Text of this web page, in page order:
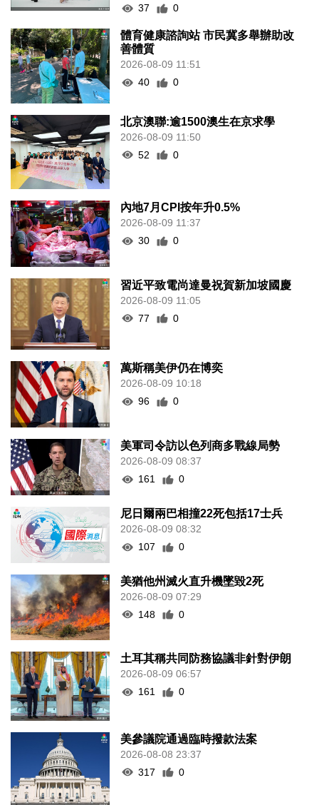
37
0
體育健康諮詢站 市民冀多舉辦助改
善體質
2026-08-09 11:51
40
0
北京澳聯:逾1500澳生在京求學
2026-08-09 11:50
52
0
內地7月CPI按年升0.5%
2026-08-09 11:37
30
0
習近平致電尚達曼祝賀新加坡國慶
2026-08-09 11:05
77
0
萬斯稱美伊仍在博奕
2026-08-09 10:18
96
0
美軍司令訪以色列商多戰線局勢
2026-08-09 08:37
161
0
尼日爾兩巴相撞22死包括17士兵
2026-08-09 08:32
107
0
美猶他州滅火直升機墜毀2死
2026-08-09 07:29
148
0
土耳其稱共同防務協議非針對伊朗
2026-08-09 06:57
161
0
美參議院通過臨時撥款法案
2026-08-08 23:37
317
0